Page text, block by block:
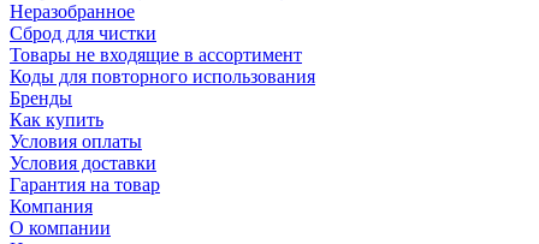
Неразобранное
Сброд для чистки
Товары не входящие в ассортимент
Коды для повторного использования
Бренды
Как купить
Условия оплаты
Условия доставки
Гарантия на товар
Компания
О компании